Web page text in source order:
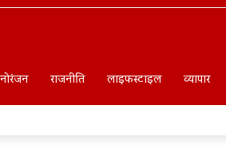
राजनीति लाइफस्टाइल व्यापार